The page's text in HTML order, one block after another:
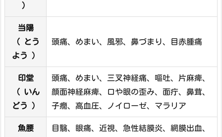
）
当陽
（ とう
よう ）
頭痛、めまい、風邪、鼻づまり、目赤腫痛
印堂
（ いん
どう ）
頭痛、めまい、三叉神経痛、嘔吐、片麻痺、
顔面神経麻痺、口や眼の歪み、面疔、鼻茸、
子癇、高血圧、ノイローゼ、マラリア
魚腰
目翳、眼痛、近視、急性結膜炎、網膜出血、